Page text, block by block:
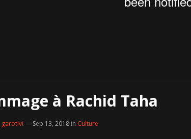
à Rachid Taha
garotivi — Sep 13, 2018 in Culture